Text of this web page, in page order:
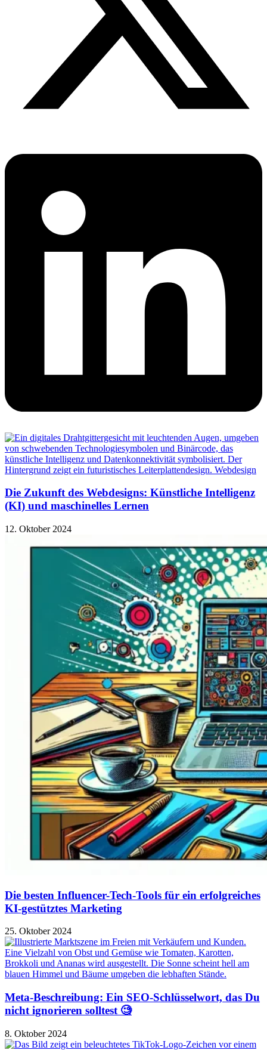
Die Zukunft des Webdesigns: Künstliche Intelligenz
(KI) und maschinelles Lernen
12. Oktober 2024
Die besten Influencer-Tech-Tools für ein erfolgreiches
KI-gestütztes Marketing
25. Oktober 2024
Meta-Beschreibung: Ein SEO-Schlüsselwort, das Du
nicht ignorieren solltest 🧐
8. Oktober 2024